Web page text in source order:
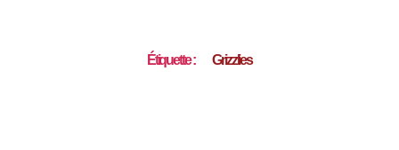
Étiquette : Grizzlies